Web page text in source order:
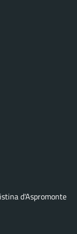
d'Aspromonte